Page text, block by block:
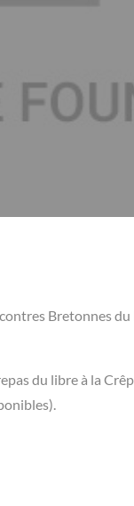
Bretonnes
du libre à la